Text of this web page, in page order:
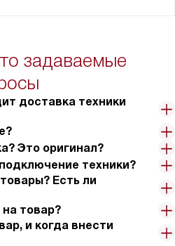
сушку, а реверс
Также есть две капсулы для
белью приятный запах.
и тихим мотором
бесшумно, что важно
система отвода конденсата с
канализации, а также контейнер
выбрать удобный вариант.
ПИН-кодом добавляют
эта сушильная машина —
качество,
значительно облегчила
стала незаменимым помощником
задаваемые
доставка техники
Это оригинал?
техники?
Есть ли
товар?
и когда внести